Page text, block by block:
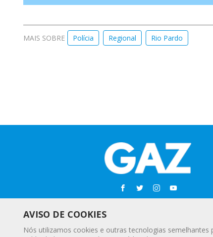
MAIS SOBRE Polícia Regional Rio Pardo
AVISO DE COOKIES
Nós utilizamos cookies e outras tecnologias